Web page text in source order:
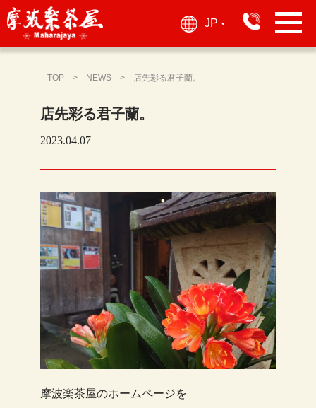
JP ▶︎
TOP NEWS 店先彩る君子蘭。
店先彩る君子蘭。
2023.04.07
摩波楽茶屋のホームページを